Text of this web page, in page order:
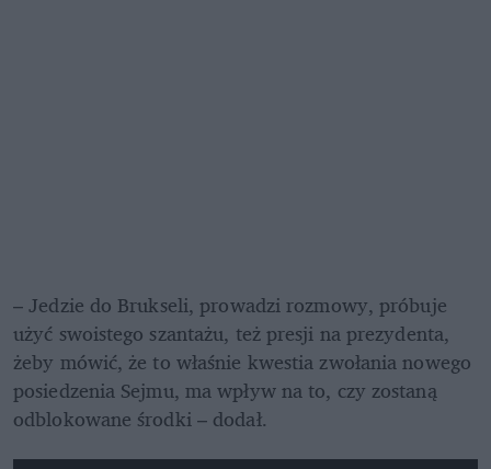
– Jedzie do Brukseli, prowadzi rozmowy, próbuje
użyć swoistego szantażu, też presji na prezydenta,
żeby mówić, że to właśnie kwestia zwołania nowego
posiedzenia Sejmu, ma wpływ na to, czy zostaną
odblokowane środki – dodał.